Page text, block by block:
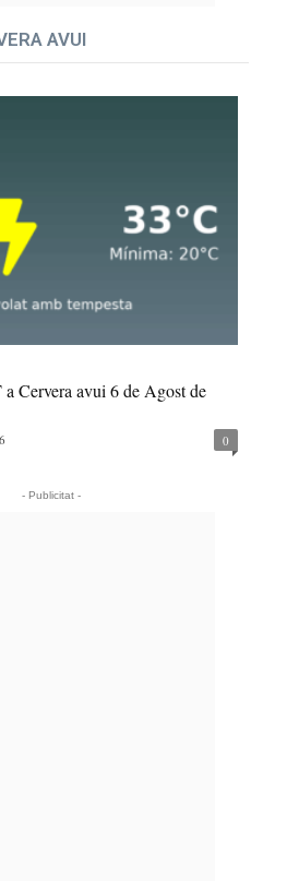
AVUI
Cervera avui 6 de Agost de
0
- Publicitat -